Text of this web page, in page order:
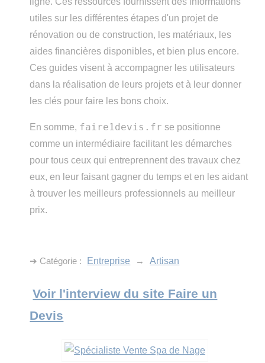
utiles sur les différentes étapes d'un projet de
rénovation ou de construction, les matériaux, les
aides financières disponibles, et bien plus encore.
Ces guides visent à accompagner les utilisateurs
dans la réalisation de leurs projets et à leur donner
les clés pour faire les bons choix.
En somme, faire1devis.fr se positionne
comme un intermédiaire facilitant les démarches
pour tous ceux qui entreprennent des travaux chez
eux, en leur faisant gagner du temps et en les aidant
à trouver les meilleurs professionnels au meilleur
prix.
➔ Catégorie : Entreprise → Artisan
Voir l'interview du site Faire un
Devis